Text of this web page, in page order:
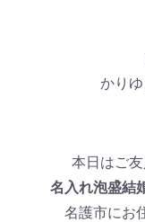
かり
本日はご
名入れ泡盛結
名護市にお